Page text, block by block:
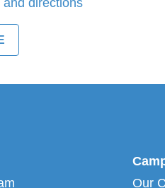
directions
Our